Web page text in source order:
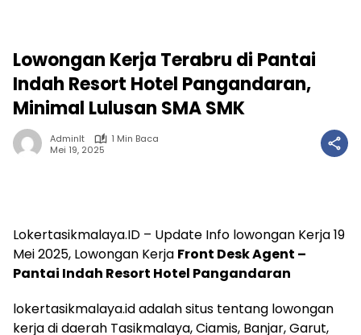
Lowongan Kerja Terabru di Pantai
Indah Resort Hotel Pangandaran,
Minimal Lulusan SMA SMK
Adminlt
1 Min Baca
Mei 19, 2025
Lokertasikmalaya.ID – Update Info lowongan Kerja 19
Mei 2025, Lowongan Kerja Front Desk Agent –
Pantai Indah Resort Hotel Pangandaran
lokertasikmalaya.id adalah situs tentang lowongan
kerja di daerah Tasikmalaya, Ciamis, Banjar, Garut,